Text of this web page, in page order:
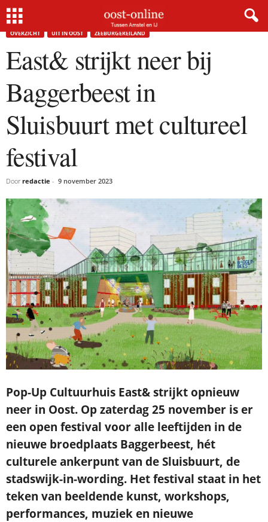
Home East& strijkt neer bij Baggerbeest in Sluisbuurt met cultureel festival
OVERZICHT UIT IN OOST ZEEBURGEREILAND
East& strijkt neer bij
Baggerbeest in
Sluisbuurt met cultureel
festival
Door redactie - 9 november 2023
Pop-Up Cultuurhuis East& strijkt opnieuw
neer in Oost. Op zaterdag 25 november is er
een open festival voor alle leeftijden in de
nieuwe broedplaats Baggerbeest, hét
culturele ankerpunt van de Sluisbuurt, de
stadswijk-in-wording. Het festival staat in het
teken van beeldende kunst, workshops,
performances, muziek en nieuwe